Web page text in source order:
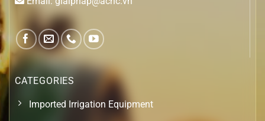
CATEGORIES
Imported Irrigation Equipment